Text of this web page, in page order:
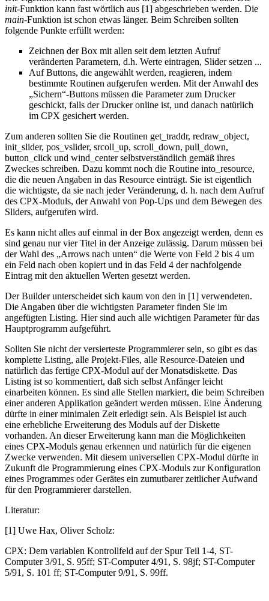
init-Funktion kann fast wörtlich aus [1] abgeschrieben werden. Die
main-Funktion ist schon etwas länger. Beim Schreiben sollten
folgende Punkte erfüllt werden:
Zeichnen der Box mit allen seit dem letzten Aufruf
veränderten Parametern, d.h. Werte eintragen, Slider setzen ...
Auf Buttons, die angewählt werden, reagieren, indem
bestimmte Routinen aufgerufen werden. Mit der Anwahl des
„Sichern“-Buttons müssen die Parameter zum Drucker
geschickt, falls der Drucker online ist, und danach natürlich
im CPX gesichert werden.
Zum anderen sollten Sie die Routinen get_traddr, redraw_object,
init_slider, pos_vslider, srcoll_up, scroll_down, pull_down,
button_click und wind_center selbstverständlich gemäß ihres
Zweckes schreiben. Dazu kommt noch die Routine into_resource,
die die neuen Angaben in das Resource einträgt. Sie ist eigentlich
die wichtigste, da sie nach jeder Veränderung, d. h. nach dem Aufruf
des CPX-Moduls, der Anwahl von Pop-Ups und dem Bewegen des
Sliders, aufgerufen wird.
Es kann nicht alles auf einmal in der Box angezeigt werden, denn es
sind genau nur vier Titel in der Anzeige zulässig. Darum müssen bei
der Wahl des „Arrows nach unten“ die Werte von Feld 2 bis 4 um
ein Feld nach oben kopiert und in das Feld 4 der nachfolgende
Eintrag mit den aktuellen Werten gesetzt werden.
Der Builder unterscheidet sich kaum von den in [1] verwendeten.
Die Angaben über die wichtigsten Parameter finden Sie im
angefügten Listing. Hier sind auch alle wichtigen Parameter für das
Hauptprogramm aufgeführt.
Sollten Sie nicht der versierteste Programmierer sein, so gibt es das
komplette Listing, alle Projekt-Files, alle Resource-Dateien und
natürlich das fertige CPX-Modul auf der Monatsdiskette. Das
Listing ist so kommentiert, daß sich selbst Anfänger leicht
einarbeiten können. Es sind alle Stellen markiert, die beim Schreiben
einer anderen Applikation geändert werden müssen. Eine Änderung
dürfte in einer minimalen Zeit erledigt sein. Als Beispiel ist auch
eine erhebliche Erweiterung des Moduls auf der Diskette
vorhanden. An dieser Erweiterung kann man die Möglichkeiten
eines CPX-Moduls genau erkennen und natürlich für die eigenen
Zwecke verwenden. Mit diesem universellen CPX-Modul dürfte in
Zukunft die Programmierung eines CPX-Moduls zur Konfiguration
eines Programmes oder Gerätes ein zumutbarer zeitlicher Aufwand
für den Programmierer darstellen.
Literatur:
[1] Uwe Hax, Oliver Scholz:
CPX: Dem variablen Kontrollfeld auf der Spur Teil 1-4, ST-
Computer 3/91, S. 95ff; ST-Computer 4/91, S. 98jf; ST-Computer
5/91, S. 101 ff; ST-Computer 9/91, S. 99ff.